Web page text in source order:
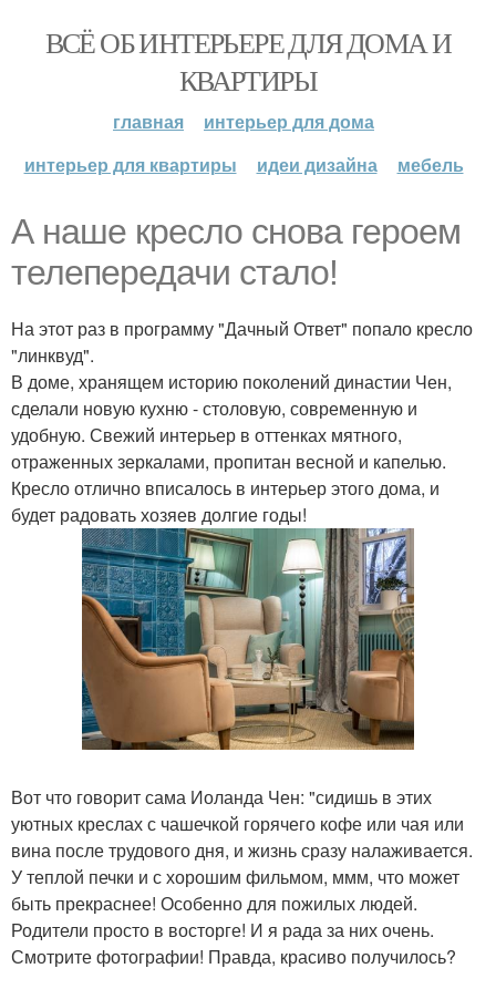
ВСЁ ОБ ИНТЕРЬЕРЕ ДЛЯ ДОМА И
КВАРТИРЫ
главная
интерьер для дома
интерьер для квартиры
идеи дизайна мебель
А наше кресло снова героем
телепередачи стало!
На этот раз в программу "Дачный Ответ" попало кресло
"линквуд".
В доме, хранящем историю поколений династии Чен,
сделали новую кухню - столовую, современную и
удобную. Свежий интерьер в оттенках мятного,
отраженных зеркалами, пропитан весной и капелью.
Кресло отлично вписалось в интерьер этого дома, и
будет радовать хозяев долгие годы!
Вот что говорит сама Иоланда Чен: "сидишь в этих
уютных креслах с чашечкой горячего кофе или чая или
вина после трудового дня, и жизнь сразу налаживается.
У теплой печки и с хорошим фильмом, ммм, что может
быть прекраснее! Особенно для пожилых людей.
Родители просто в восторге! И я рада за них очень.
Смотрите фотографии! Правда, красиво получилось?